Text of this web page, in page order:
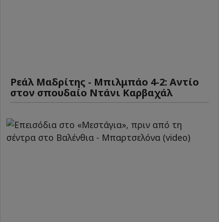
Ρεάλ Μαδρίτης - Μπιλμπάο 4-2: Αντίο
στον σπουδαίο Ντάνι Καρβαχάλ